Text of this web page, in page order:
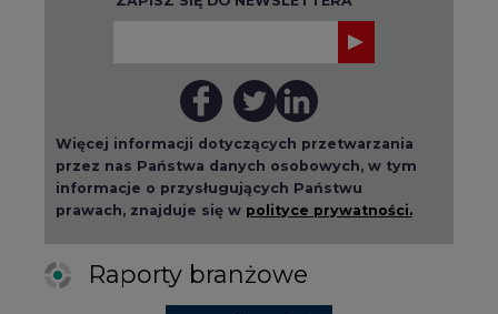
Więcej informacji dotyczących przetwarzania
przez nas Państwa danych osobowych, w tym
informacje o przysługujących Państwu
prawach, znajduje się w polityce prywatności.
Raporty branżowe